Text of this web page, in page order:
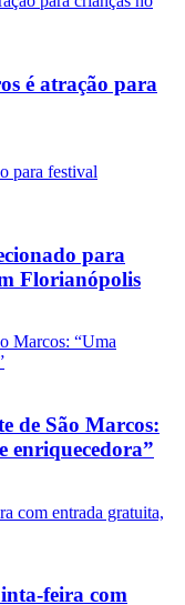
é atração para
para
Florianópolis
de São Marcos:
enriquecedora”
feira com